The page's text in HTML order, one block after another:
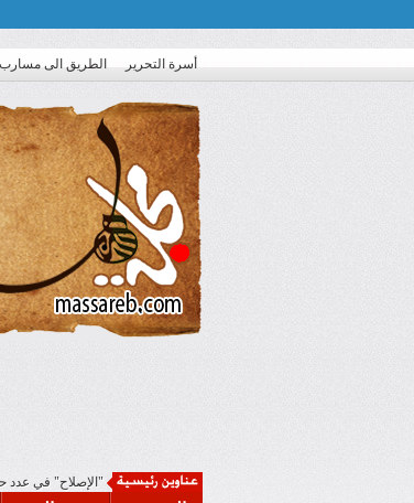
أسرة التحرير الطريق الى مسارب
"الإصلاح" في عدد